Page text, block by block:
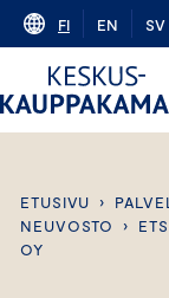
Skip
content
FI EN SV
ETUSIVU ›
NEUVOSTO
›
OY